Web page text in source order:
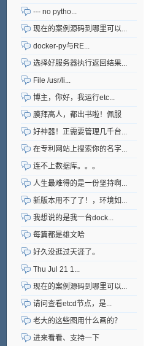
--- no pytho...
现在的案例源码到哪里可以...
docker-py与RE...
选择好服务器执行返回结果...
File /usr/li...
博主，你好，我运行etc...
膜拜高人，都出书啦！佩服
好神器！正需要管理几千台...
在专利网站上搜索你的名字...
连不上数据库。。。
人生最难得的是一份坚持啊...
新版本用不了了！，环境如...
我想说的是我一台dock...
每篇都是雄文哈
好久没逛过天涯了。
Thu Jul 21 1...
现在的案例源码到哪里可以...
请问查看etcd节点，是...
老大的这些图用什么画的？
进来看看、支持一下